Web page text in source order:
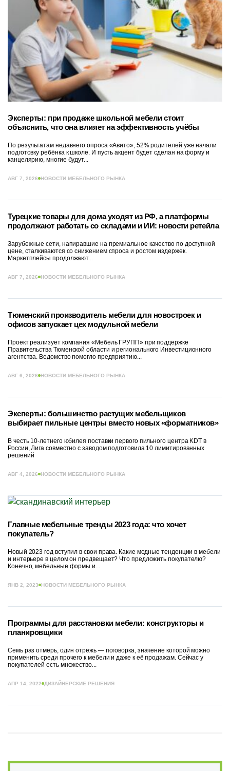
Эксперты: при продаже школьной мебели стоит
объяснить, что она влияет на эффективность учёбы
По результатам недавнего опроса «Авито», 52% родителей уже начали
подготовку ребёнка к школе. И пусть акцент будет сделан на форму и
канцелярию, многие будут...
АВГ 7, 2026 НОВОСТИ МЕБЕЛЬНОГО РЫНКА
Турецкие товары для дома уходят из РФ, а платформы
продолжают работать со складами и ИИ: новости ретейла
Зарубежные сети, напиравшие на премиальное качество по доступной
цене, сталкиваются со снижением спроса и ростом издержек.
Маркетплейсы продолжают...
АВГ 7, 2026 НОВОСТИ МЕБЕЛЬНОГО РЫНКА
Тюменский производитель мебели для новостроек и
офисов запускает цех модульной мебели
Проект реализует компания «Мебель ГРУПП» при поддержке
Правительства Тюменской области и регионального Инвестиционного
агентства. Ведомство помогло предприятию...
АВГ 6, 2026 НОВОСТИ МЕБЕЛЬНОГО РЫНКА
Эксперты: большинство растущих мебельщиков
выбирает пильные центры вместо новых «форматников»
В честь 10-летнего юбилея поставки первого пильного центра KDT в
России, Лига совместно с заводом подготовила 10 лимитированных
решений
АВГ 4, 2026 НОВОСТИ МЕБЕЛЬНОГО РЫНКА
Главные мебельные тренды 2023 года: что хочет
покупатель?
Новый 2023 год вступил в свои права. Какие модные тенденции в мебели
и интерьере в целом он предвещает? Что предложить покупателю?
Конечно, мебельные формы и...
ЯНВ 2, 2023 НОВОСТИ МЕБЕЛЬНОГО РЫНКА
Программы для расстановки мебели: конструкторы и
планировщики
Семь раз отмерь, один отрежь — поговорка, значение которой можно
применить среди прочего к мебели и даже к её продажам. Сейчас у
покупателей есть множество...
АПР 14, 2022 ДИЗАЙНЕРСКИЕ РЕШЕНИЯ